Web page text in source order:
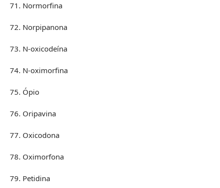
71. Normorfina
72. Norpipanona
73. N-oxicodeína
74. N-oximorfina
75. Ópio
76. Oripavina
77. Oxicodona
78. Oximorfona
79. Petidina